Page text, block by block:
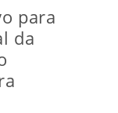
para
da